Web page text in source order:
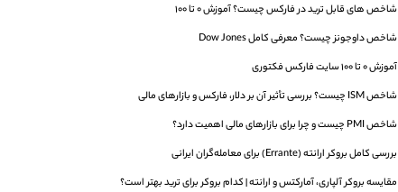
شاخص های قابل ترید در فارکس چیست؟ آموزش 0 تا 100
شاخص داوجونز چیست؟ معرفی کامل Dow Jones
آموزش 0 تا 100 سایت فارکس فکتوری
شاخص ISM چیست؟ بررسی تأثیر آن بر دلار، فارکس و بازارهای مالی
شاخص PMI چیست و چرا برای بازارهای مالی اهمیت دارد؟
بررسی کامل بروکر ارانته (Errante) برای معامله‌گران ایرانی
مقایسه بروکر آلپاری، آمارکتس و ارانته | کدام بروکر برای ترید بهتر است؟